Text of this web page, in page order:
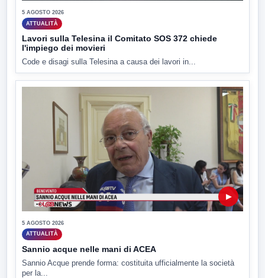
5 AGOSTO 2026
ATTUALITÀ
Lavori sulla Telesina il Comitato SOS 372 chiede
l'impiego dei movieri
Code e disagi sulla Telesina a causa dei lavori in...
▶
5 AGOSTO 2026
ATTUALITÀ
Sannio acque nelle mani di ACEA
Sannio Acque prende forma: costituita ufficialmente la società
per la...